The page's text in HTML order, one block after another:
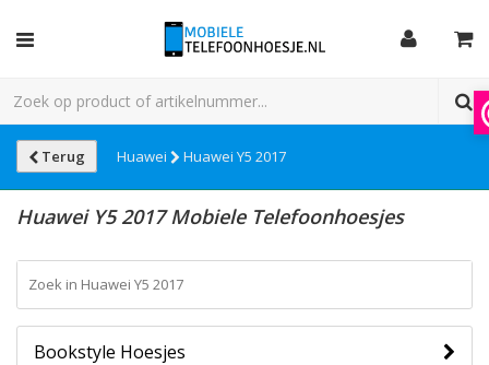
Terug Huawei Huawei Y5 2017
Huawei Y5 2017 Mobiele Telefoonhoesjes
Bookstyle Hoesjes